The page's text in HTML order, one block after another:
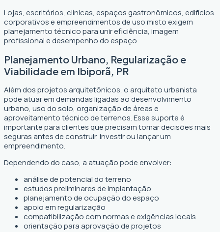
Lojas, escritórios, clínicas, espaços gastronômicos, edifícios
corporativos e empreendimentos de uso misto exigem
planejamento técnico para unir eficiência, imagem
profissional e desempenho do espaço.
Planejamento Urbano, Regularização e
Viabilidade em Ibiporã, PR
Além dos projetos arquitetônicos, o arquiteto urbanista
pode atuar em demandas ligadas ao desenvolvimento
urbano, uso do solo, organização de áreas e
aproveitamento técnico de terrenos. Esse suporte é
importante para clientes que precisam tomar decisões mais
seguras antes de construir, investir ou lançar um
empreendimento.
Dependendo do caso, a atuação pode envolver:
análise de potencial do terreno
estudos preliminares de implantação
planejamento de ocupação do espaço
apoio em regularização
compatibilização com normas e exigências locais
orientação para aprovação de projetos